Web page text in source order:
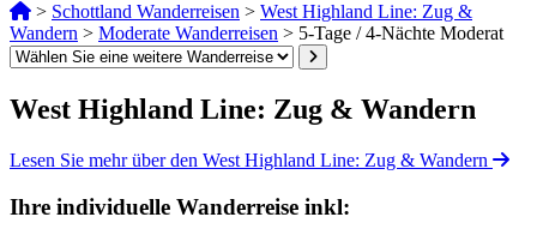
> Schottland Wanderreisen > West Highland Line: Zug &
Wandern > Moderate Wanderreisen > 5-Tage / 4-Nächte Moderat
West Highland Line: Zug & Wandern
Lesen Sie mehr über den West Highland Line: Zug & Wandern
Ihre individuelle Wanderreise inkl: